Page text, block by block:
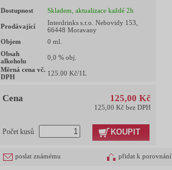
Dostupnost Skladem, aktualizace každé 2h
Prodávající
Interdrinks s.r.o. Nebovidy 153,
66448 Moravany
Objem
0 ml.
Obsah
alkoholu
0,0 % obj.
Měrná cena vč.
DPH
125.00 Kč/1L
Cena 125,00 Kč
125,00 Kč bez DPH
Počet kusů KOUPIT
poslat známému přidat k porovnání